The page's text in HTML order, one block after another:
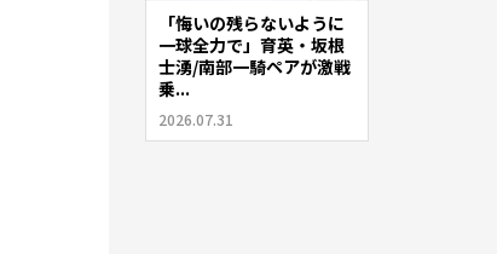
「悔いの残らないように
一球全力で」育英・坂根
士湧/南部一騎ペアが激戦
乗...
2026.07.31